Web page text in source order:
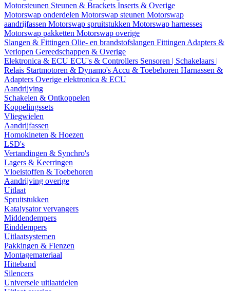
Motorsteunen Steunen & Brackets Inserts & Overige
Motorswap onderdelen Motorswap steunen Motorswap
aandrijfassen Motorswap spruitstukken Motorswap harnesses
Motorswap pakketten Motorswap overige
Slangen & Fittingen Olie- en brandstofslangen Fittingen Adapters &
Verlopen Gereedschappen & Overige
Elektronica & ECU ECU's & Controllers Sensoren | Schakelaars |
Relais Startmotoren & Dynamo's Accu & Toebehoren Harnassen &
Adapters Overige elektronica & ECU
Aandrijving
Schakelen & Ontkoppelen
Koppelingssets
Vliegwielen
Aandrijfassen
Homokineten & Hoezen
LSD's
Vertandingen & Synchro's
Lagers & Keerringen
Vloeistoffen & Toebehoren
Aandrijving overige
Uitlaat
Spruitstukken
Katalysator vervangers
Middendempers
Einddempers
Uitlaatsystemen
Pakkingen & Flenzen
Montagemateriaal
Hitteband
Silencers
Universele uitlaatdelen